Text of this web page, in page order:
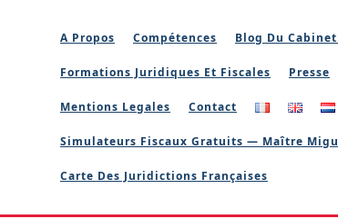
A Propos Compétences Blog Du
Formations Juridiques Et Fiscales Presse
Mentions Legales Contact
Simulateurs Fiscaux Gratuits — Maître
Carte Des Juridictions Françaises